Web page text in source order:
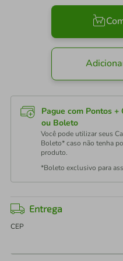
Pague com Pontos
ou Boleto
Você pode utilizar seus
Boleto* caso não tenha
produto.
*Boleto exclusivo para
Entrega
CEP